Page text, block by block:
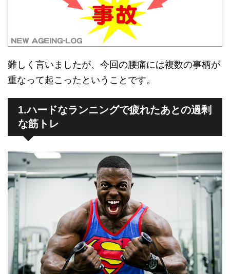
難しく言いましたが、今回の腰痛には複数の事柄が
重なって起こったということです。
1.ハードなランニングで疲れたあとの過剰
な筋トレ